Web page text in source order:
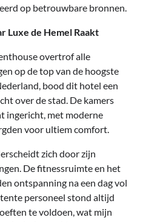
op betrouwbare bronnen.
Luxe de Hemel Raakt
overtrof alle
op de top van de hoogste
bood dit hotel een
over de stad. De kamers
ingericht, met moderne
voor ultiem comfort.
zich door zijn
De fitnessruimte en het
ontspanning na een dag vol
personeel stond altijd
te voldoen, wat mijn